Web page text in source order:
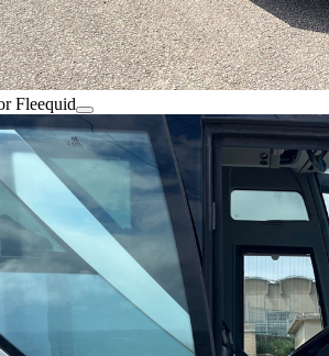
Fleequid